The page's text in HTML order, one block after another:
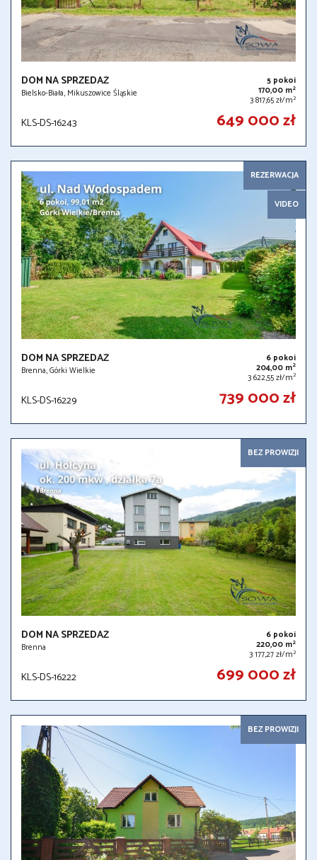
DOM NA SPRZEDAŻ
Bielsko-Biała, Mikuszowice Śląskie
5 pokoi
170,00 m2
3 817,65 zł/m2
KLS-DS-16243 649 000 zł
REZERWACJA
VIDEO
DOM NA SPRZEDAŻ
Brenna, Górki Wielkie
6 pokoi
204,00 m2
3 622,55 zł/m2
KLS-DS-16229 739 000 zł
BEZ PROWIZJI
DOM NA SPRZEDAŻ
Brenna
6 pokoi
220,00 m2
3 177,27 zł/m2
KLS-DS-16222 699 000 zł
BEZ PROWIZJI